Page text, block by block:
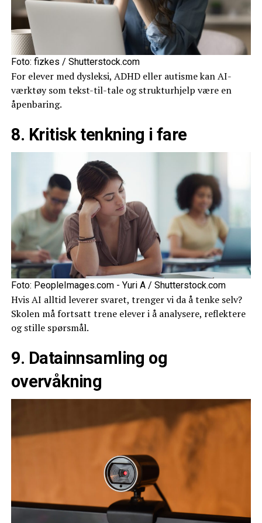
Foto: fizkes / Shutterstock.com
For elever med dysleksi, ADHD eller autisme kan AI-
værktøy som tekst-til-tale og strukturhjelp være en
åpenbaring.
8. Kritisk tenkning i fare
Foto: PeopleImages.com - Yuri A / Shutterstock.com
Hvis AI alltid leverer svaret, trenger vi da å tenke selv?
Skolen må fortsatt trene elever i å analysere, reflektere
og stille spørsmål.
9. Datainnsamling og
overvåkning